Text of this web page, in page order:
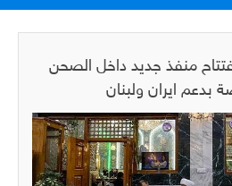
منفذ جديد داخل الصحن
بدعم ايران ولبنان